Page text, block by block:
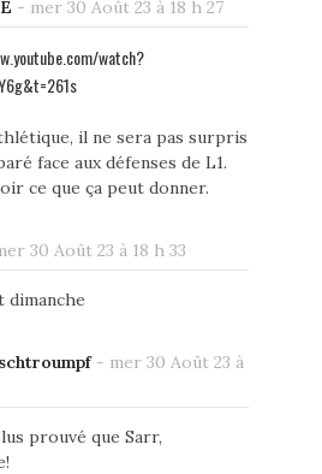
- mer 30 Août 23 à 18 h 27
watch?
il ne sera pas surpris
face aux défenses de L1.
ce que ça peut donner.
30 Août 23 à 18 h 33
dimanche
- mer 30 Août 23 à
prouvé que Sarr,